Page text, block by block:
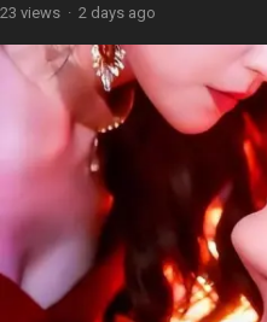
23 views · 2 days ago